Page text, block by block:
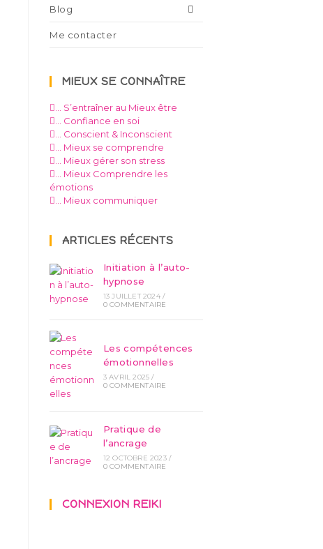
Blog
Me contacter
MIEUX SE CONNAÎTRE
… S’entraîner au Mieux être
… Confiance en soi
… Conscient & Inconscient
… Mieux se comprendre
… Mieux gérer son stress
… Mieux Comprendre les
émotions
… Mieux communiquer
ARTICLES RÉCENTS
Initiation à l’auto-
hypnose
13 JUILLET 2024 /
0 COMMENTAIRE
Les compétences
émotionnelles
3 AVRIL 2025 /
0 COMMENTAIRE
Pratique de
l’ancrage
12 OCTOBRE 2023 /
0 COMMENTAIRE
CONNEXION REIKI